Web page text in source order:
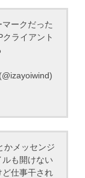
ークだった
ライアント
かメッセンジ
も開けない
ど仕事干され